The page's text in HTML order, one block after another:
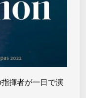
揮者が一日で演